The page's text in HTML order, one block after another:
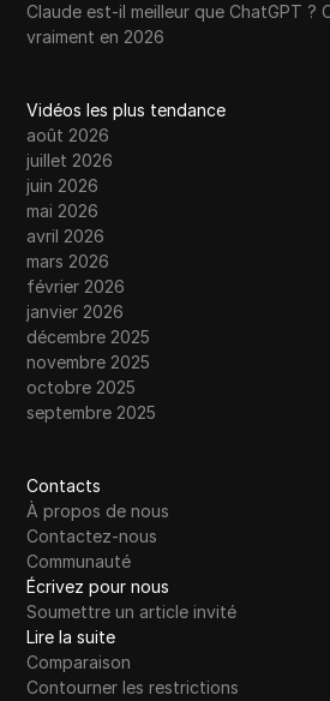
Claude est-il meilleur que ChatGPT ?
vraiment en 2026
Vidéos les plus tendance
août 2026
juillet 2026
juin 2026
mai 2026
avril 2026
mars 2026
février 2026
janvier 2026
décembre 2025
novembre 2025
octobre 2025
septembre 2025
Contacts
À propos de nous
Contactez-nous
Communauté
Écrivez pour nous
Soumettre un article invité
Lire la suite
Comparaison
Contourner les restrictions